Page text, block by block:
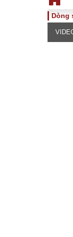
Dòng